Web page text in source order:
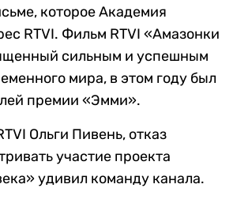
которое Академия
RTVI. Фильм RTVI «Амазонки
сильным и успешным
мира, в этом году был
премии «Эмми».
Ольги Пивень, отказ
участие проекта
удивил команду канала.